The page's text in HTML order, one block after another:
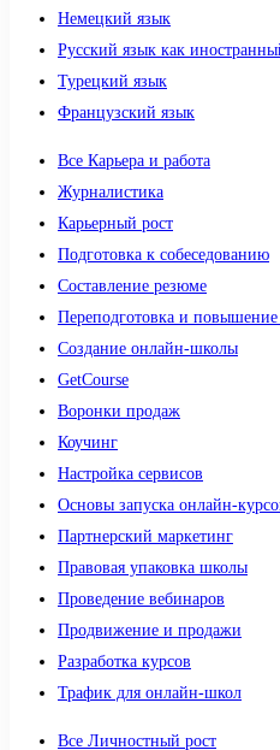
Немецкий язык
Русский язык как
Турецкий язык
Французский язык
Все Карьера и работа
Журналистика
Карьерный рост
Подготовка к собеседованию
Составление резюме
Переподготовка и
Создание онлайн-школы
GetCourse
Воронки продаж
Коучинг
Настройка сервисов
Основы запуска онлайн-
Партнерский маркетинг
Правовая упаковка школы
Проведение вебинаров
Продвижение и продажи
Разработка курсов
Трафик для онлайн-школ
Все Личностный рост